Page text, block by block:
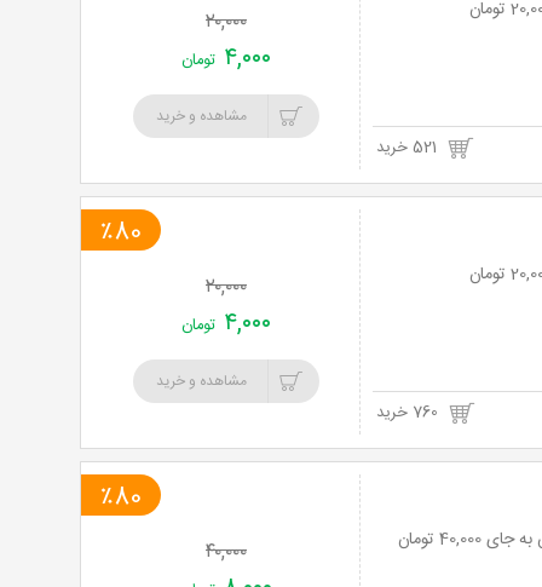
۲۰,۰۰۰
۴,۰۰۰ تومان
مشاهده و خرید
٪80
۲۰,۰۰۰
۴,۰۰۰ تومان
مشاهده و خرید
٪80
۴۰,۰۰۰